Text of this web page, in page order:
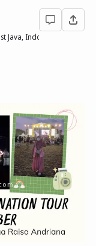
Java, Indonesia